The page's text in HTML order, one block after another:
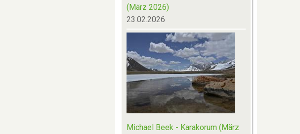
(März 2026)
23.02.2026
Michael Beek - Karakorum (März